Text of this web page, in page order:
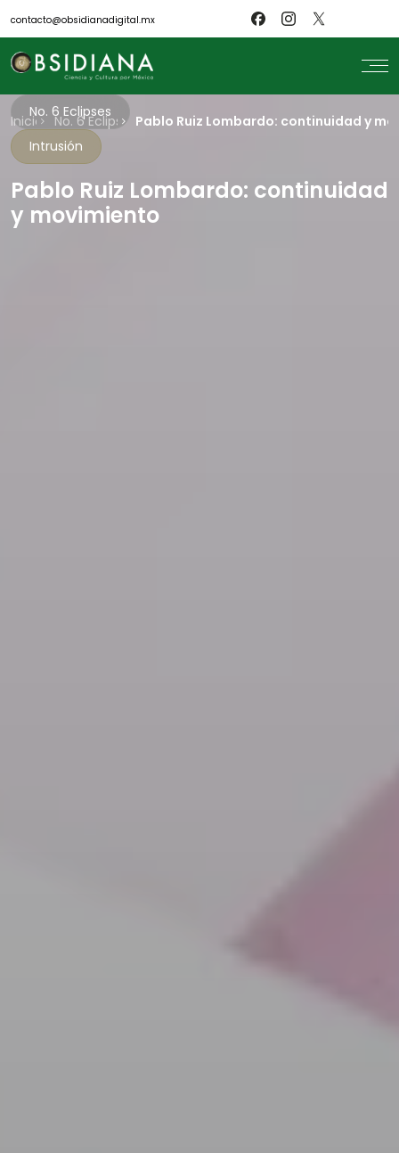
contacto@obsidianadigital.mx
search
Inicio
Nosotros
Revistas
Científicos
Blog
Biblioteca
Inicio No. 6 EclipsesPablo Ruiz Lombardo: continuidad y
No. 6 Eclipses
Intrusión
Pablo Ruiz Lombardo: continuidad
y movimiento